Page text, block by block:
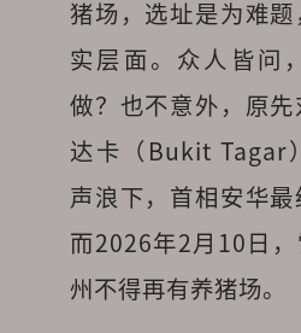
猪场，选址是为难
实层面。众人皆问
做？也不意外，原
达卡（Bukit Tagar
声浪下，首相安华最
而2026年2月10日
州不得再有养猪场。